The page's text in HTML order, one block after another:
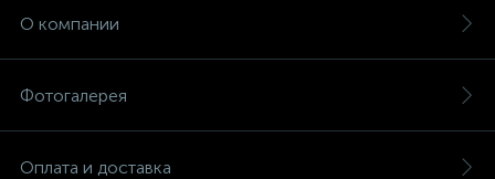
О компании
Фотогалерея
Оплата и доставка